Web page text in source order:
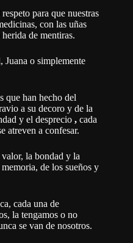
para que nuestras
con las uñas
de mentiras.
Juana o simplemente
que han hecho del
a su decoro y de la
y el desprecio , cada
atreven a confesar.
la bondad y la
de los sueños y
cada una de
la tengamos o no
se van de nosotros.